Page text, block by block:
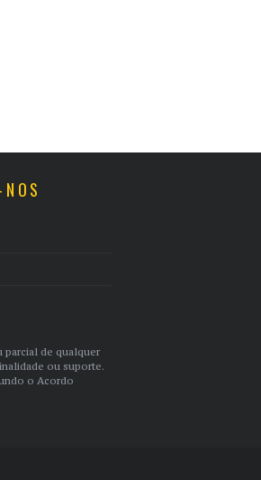
parcial de qualquer
ou suporte.
o Acordo